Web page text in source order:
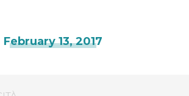
February 13, 2017